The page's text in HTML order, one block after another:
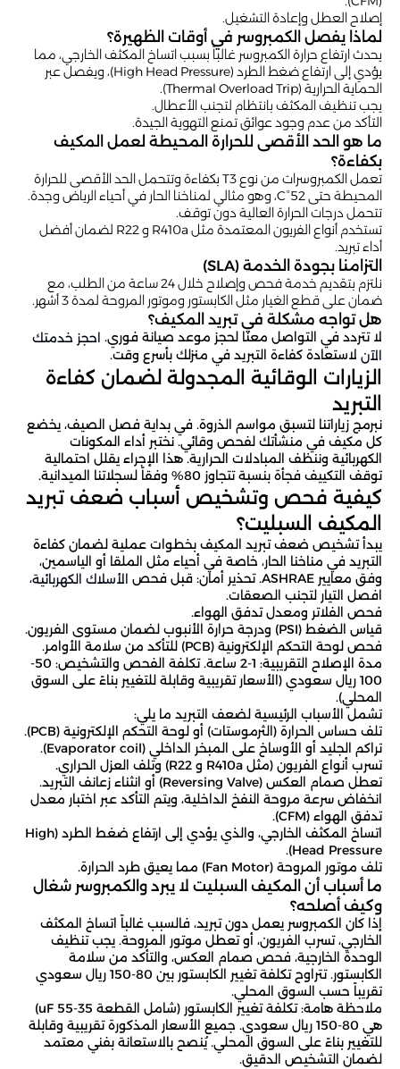
إصلاح العطل وإعادة التشغيل.
لماذا يفصل الكمبروسر في أوقات الظهيرة؟
يحدث ارتفاع حرارة الكمبروسر غالباً بسبب اتساخ المكثف الخارجي، مما
يؤدي إلى ارتفاع ضغط الطرد (High Head Pressure)، ويفصل عبر
الحماية الحرارية (Thermal Overload Trip).
يجب تنظيف المكثف بانتظام لتجنب الأعطال.
التأكد من عدم وجود عوائق تمنع التهوية الجيدة.
ما هو الحد الأقصى للحرارة المحيطة لعمل المكيف
بكفاءة؟
تعمل الكمبروسرات من نوع T3 بكفاءة وتتحمل الحد الأقصى للحرارة
المحيطة حتى 52°C، وهو مثالي لمناخنا الحار في أحياء الرياض وجدة.
تتحمل درجات الحرارة العالية دون توقف.
تستخدم أنواع الفريون المعتمدة مثل R410a و R22 لضمان أفضل
أداء تبريد.
التزامنا بجودة الخدمة (SLA)
نلتزم بتقديم خدمة فحص وإصلاح خلال 24 ساعة من الطلب، مع
ضمان على قطع الغيار مثل الكابستور وموتور المروحة لمدة 3 أشهر.
هل تواجه مشكلة في تبريد المكيف؟
لا تتردد في التواصل معنا لحجز موعد صيانة فوري.احجز خدمتك
الآنلاستعادة كفاءة التبريد في منزلك بأسرع وقت.
الزيارات الوقائية المجدولة لضمان كفاءة
التبريد
نبرمج زياراتنا لتسبق مواسم الذروة. في بداية فصل الصيف، يخضع
كل مكيف في منشأتك لفحص وقائي. نختبر أداء المكونات
الكهربائية وننظف المبادلات الحرارية. هذا الإجراء يقلل احتمالية
توقف التكييف فجأة بنسبة تتجاوز 80% وفقاً لسجلاتنا الميدانية.
كيفية فحص وتشخيص أسباب ضعف تبريد
المكيف السبليت؟
يبدأ تشخيص ضعف تبريد المكيف بخطوات عملية لضمان كفاءة
التبريد في مناخنا الحار، خاصة في أحياء مثل الملقا أو الياسمين،
وفق معايير ASHRAE. تحذير أمان: قبل فحص
الأسلاك الكهربائية،
افصل التيار لتجنب الصعقات.
فحص الفلاتر ومعدل تدفق الهواء.
قياس الضغط (PSI) ودرجة حرارة الأنبوب لضمان مستوى الفريون.
فحص لوحة التحكم الإلكترونية (PCB) للتأكد من سلامة الأوامر.
مدة الإصلاح التقريبية: 1-2 ساعة. تكلفة الفحص والتشخيص: 50-
100 ريال سعودي (الأسعار تقريبية وقابلة للتغيير بناءً على السوق
المحلي).
تشمل الأسباب الرئيسية لضعف التبريد ما يلي:
تلف حساس الحرارة (الثرموستات) أو لوحة التحكم الإلكترونية (PCB).
تراكم الجليد أو الأوساخ على المبخر الداخلي (Evaporator coil).
تسرب أنواع الفريون (مثل R410a و R22) وتلف العزل الحراري.
تعطل صمام العكس (Reversing Valve) أو انثناء زعانف التبريد.
انخفاض سرعة مروحة النفخ الداخلية، ويتم التأكد عبر اختبار معدل
تدفق الهواء (CFM).
اتساخ المكثف الخارجي، والذي يؤدي إلى ارتفاع ضغط الطرد (High
Head Pressure).
تلف موتور المروحة (Fan Motor) مما يعيق طرد الحرارة.
ما أسباب أن المكيف السبليت لا يبرد والكمبروسر شغال
وكيف أصلحه؟
إذا كان الكمبروسر يعمل دون تبريد، فالسبب غالباً اتساخ المكثف
الخارجي، تسرب الفريون، أو تعطل موتور المروحة. يجب تنظيف
الوحدة الخارجية، فحص صمام العكس، والتأكد من سلامة
الكابستور. تتراوح تكلفة تغيير الكابستور بين 80-150 ريال سعودي
تقريباً حسب السوق المحلي.
ملاحظة هامة: تكلفة تغيير الكابستور (شامل القطعة 35-55 uF)
هي 80-150 ريال سعودي. جميع الأسعار المذكورة تقريبية وقابلة
للتغيير بناءً على السوق المحلي. يُنصح بالاستعانة بفني معتمد
لضمان التشخيص الدقيق.